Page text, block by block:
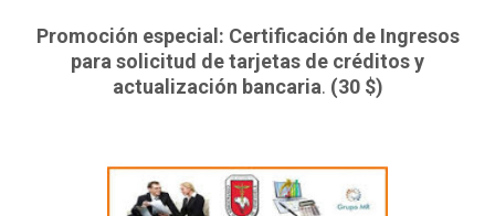
Promoción especial: Certificación de Ingresos
para solicitud de tarjetas de créditos y
actualización bancaria. (30 $)